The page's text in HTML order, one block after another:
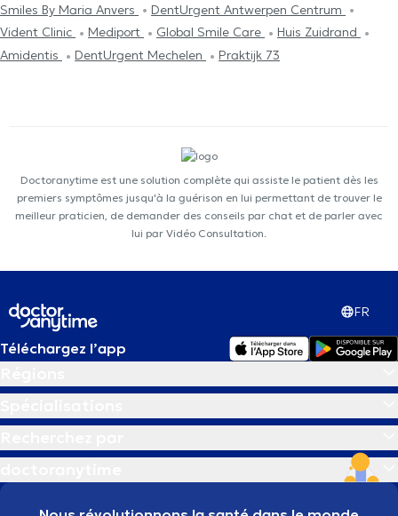
Smiles By Maria Anvers
DentUrgent Antwerpen Centrum
Vident Clinic
Mediport Global Smile Care
Huis Zuidrand
Amidentis
DentUrgent Mechelen Praktijk 73
Doctoranytime est une solution complète qui assiste le patient dès les
premiers symptômes jusqu'à la guérison en lui permettant de trouver le
meilleur praticien, de demander des conseils par chat et de parler avec
lui par Vidéo Consultation.
FR
Téléchargez l’app